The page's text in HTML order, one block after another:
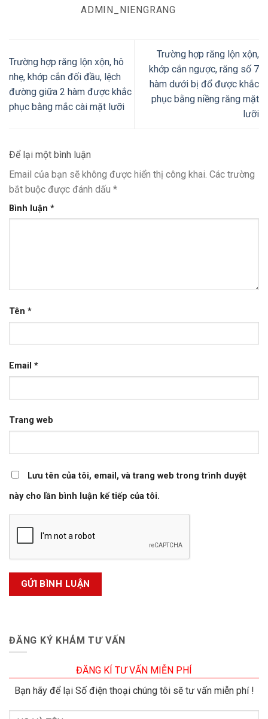
ADMIN_NIENGRANG
Trường hợp răng lộn xộn, hô
nhẹ, khớp cắn đối đầu, lệch
đường giữa 2 hàm được khắc
phục bằng mắc cài mặt lưỡi
Trường hợp răng lộn xộn,
khớp cắn ngược, răng số 7
hàm dưới bị đổ được khắc
phục bằng niềng răng mặt
lưỡi
Để lại một bình luận
Email của bạn sẽ không được hiển thị công khai. Các trường
bắt buộc được đánh dấu *
Bình luận *
Tên *
Email *
Trang web
Lưu tên của tôi, email, và trang web trong trình duyệt
này cho lần bình luận kế tiếp của tôi.
ĐĂNG KÝ KHÁM TƯ VẤN
ĐĂNG KÍ TƯ VẤN MIỄN PHÍ
Bạn hãy để lại Số điện thoại chúng tôi sẽ tư vấn miễn phí !